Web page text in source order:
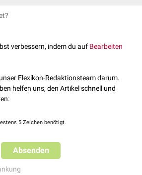
Formen der Alveolitis:
mit einer langsamprogredienten
Stäuben. Die exogen-allergische
auftreten, wenn entsprechende
eingeatmet werden.
Krankheitsbild tritt im Gegensatz zur EAA
verbessern, indem du auf Bearbeiten
Flexikon-Redaktionsteam darum.
helfen uns, den Artikel schnell und
5 Zeichen benötigt.
Absenden